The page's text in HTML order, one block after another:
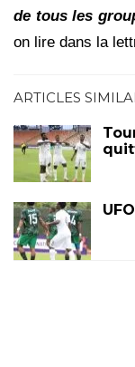
de tous les
on lire dans la
ARTICLES